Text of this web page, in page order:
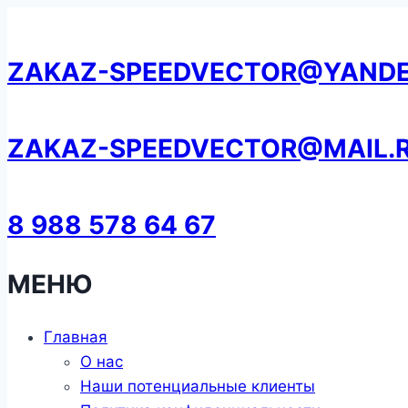
содержанию
ZAKAZ-
ZAKAZ-
8 988 578 64 67
МЕНЮ
Главная
О нас
Наши потенциальные клиенты